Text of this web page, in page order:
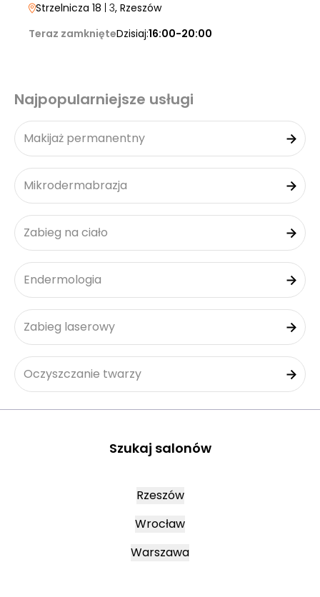
Strzelnicza 18 | 3, Rzeszów
Teraz zamknięteDzisiaj:16:00-20:00
Najpopularniejsze usługi
Makijaż permanentny
Mikrodermabrazja
Zabieg na ciało
Endermologia
Zabieg laserowy
Oczyszczanie twarzy
Szukaj salonów
Rzeszów
Wrocław
Warszawa